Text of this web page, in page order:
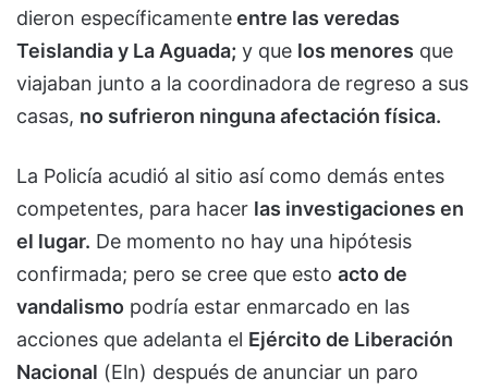
dieron específicamenteentre las veredas
Teislandia y La Aguada; y que los menores que
viajaban junto a la coordinadora de regreso a sus
casas, no sufrieron ninguna afectación física.
La Policía acudió al sitio así como demás entes
competentes, para hacer las investigaciones en
el lugar. De momento no hay una hipótesis
confirmada; pero se cree que esto acto de
vandalismo podría estar enmarcado en las
acciones que adelanta el Ejército de Liberación
Nacional (Eln) después de anunciar un paro